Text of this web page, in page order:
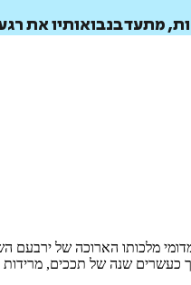
מתעד בנבואותיו את
כעשרים שנה של תככים,